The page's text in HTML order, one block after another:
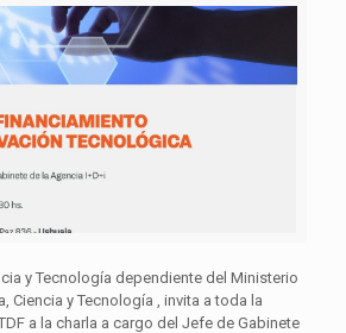
y Tecnología dependiente del Ministerio
Ciencia y Tecnología , invita a toda la
a la charla a cargo del Jefe de Gabinete